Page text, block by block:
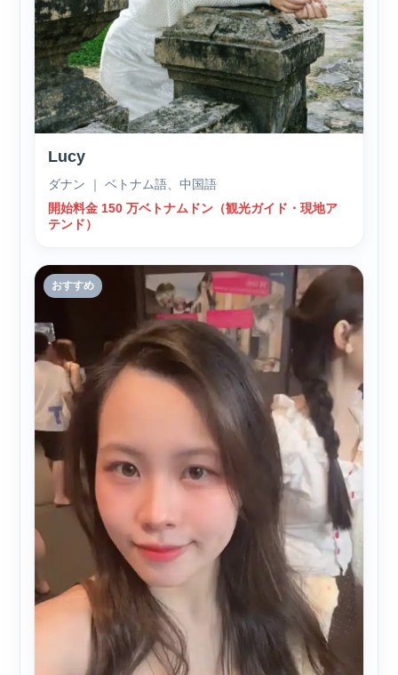
Lucy
ダナン ｜ ベトナム語、中国語
開始料金 150 万ベトナムドン（観光ガイド・現地ア
テンド）
おすすめ